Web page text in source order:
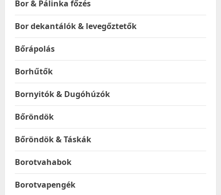
Bor & Pálinka főzés
Bor dekantálók & levegőztetők
Bőrápolás
Borhűtők
Bornyitók & Dugóhúzók
Bőröndök
Bőröndök & Táskák
Borotvahabok
Borotvapengék